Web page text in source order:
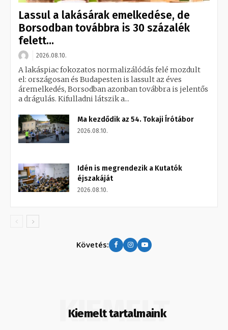
Lassul a lakásárak emelkedése, de
Borsodban továbbra is 30 százalék
felett...
2026.08.10.
A lakáspiac fokozatos normalizálódás felé mozdult
el: országosan és Budapesten is lassult az éves
áremelkedés, Borsodban azonban továbbra is jelentős
a drágulás. Kifulladni látszik a...
Ma kezdődik az 54. Tokaji Írótábor
2026.08.10.
Idén is megrendezik a Kutatók
éjszakáját
2026.08.10.
Követés:
Kiemelt tartalmaink
KIEMELT